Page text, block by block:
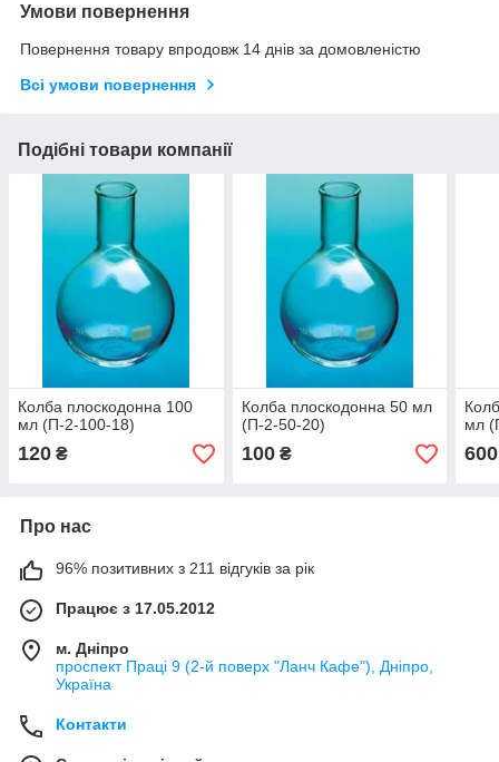
Умови повернення
Повернення товару впродовж 14 днів за домовленістю
Всі умови повернення
Подібні товари компанії
Колба плоскодонна 100
мл (П-2-100-18)
120 ₴
Колба плоскодонна 50 мл
(П-2-50-20)
100₴
мл
600
Про нас
96% позитивних з 211 відгуків за рік
Працює з 17.05.2012
м. Дніпро
проспект Праці 9 (2-й поверх "Ланч Кафе"), Дніпро,
Україна
Контакти